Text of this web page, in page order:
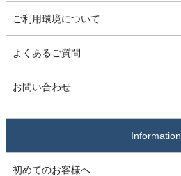
ご利用環境について
よくあるご質問
お問い合わせ
Information
初めてのお客様へ